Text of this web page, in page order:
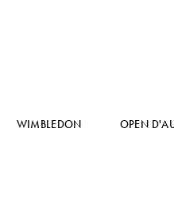
WIMBLEDON OPEN